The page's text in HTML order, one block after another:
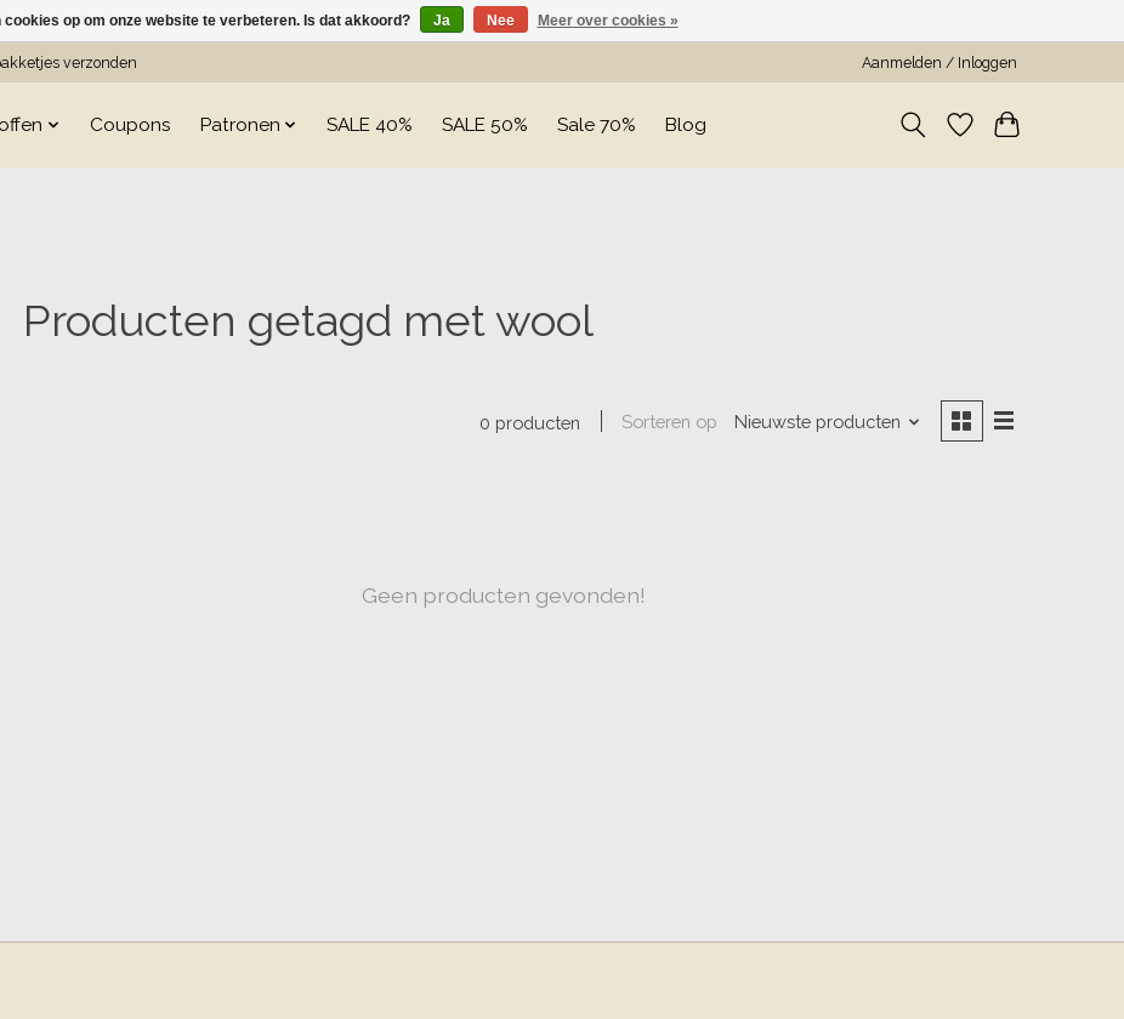
verzonden Aanmelden / Inloggen
Coupons Patronen SALE 40% SALE 50% Sale 70% Blog
Producten getagd met wool
0 producten Sorteren op Nieuwste producten
Geen producten gevonden!
cookies op om onze website te verbeteren. Is dat akkoord? Ja Nee Meer over cookies »